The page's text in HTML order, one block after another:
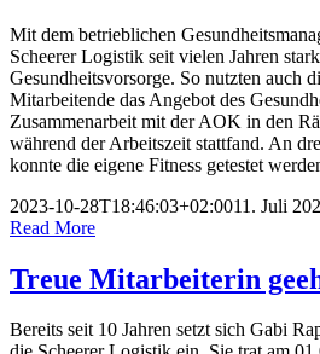
Mit dem betrieblichen
Scheerer Logistik seit vielen Jahren
Gesundheitsvorsorge. So nutzten auch
Mitarbeitende das Angebot des
Zusammenarbeit mit der AOK in den
während der Arbeitszeit stattfand. An
konnte die eigene Fitness getestet
2023-10-28T18:46:03+02:0011. Juli
Read More
Treue Mitarbeiterin
Bereits seit 10 Jahren setzt sich Gabi